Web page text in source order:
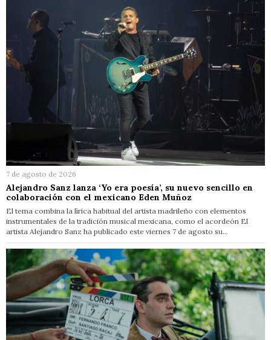
7 de agosto de 2026
Alejandro Sanz lanza ‘Yo era poesía’, su nuevo sencillo en
colaboración con el mexicano Eden Muñoz
El tema combina la lírica habitual del artista madrileño con elementos
instrumentales de la tradición musical mexicana, como el acordeón El
artista Alejandro Sanz ha publicado este viernes 7 de agosto su…